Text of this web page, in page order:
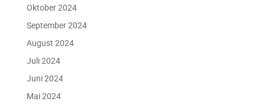
Oktober 2024
September 2024
August 2024
Juli 2024
Juni 2024
Mai 2024